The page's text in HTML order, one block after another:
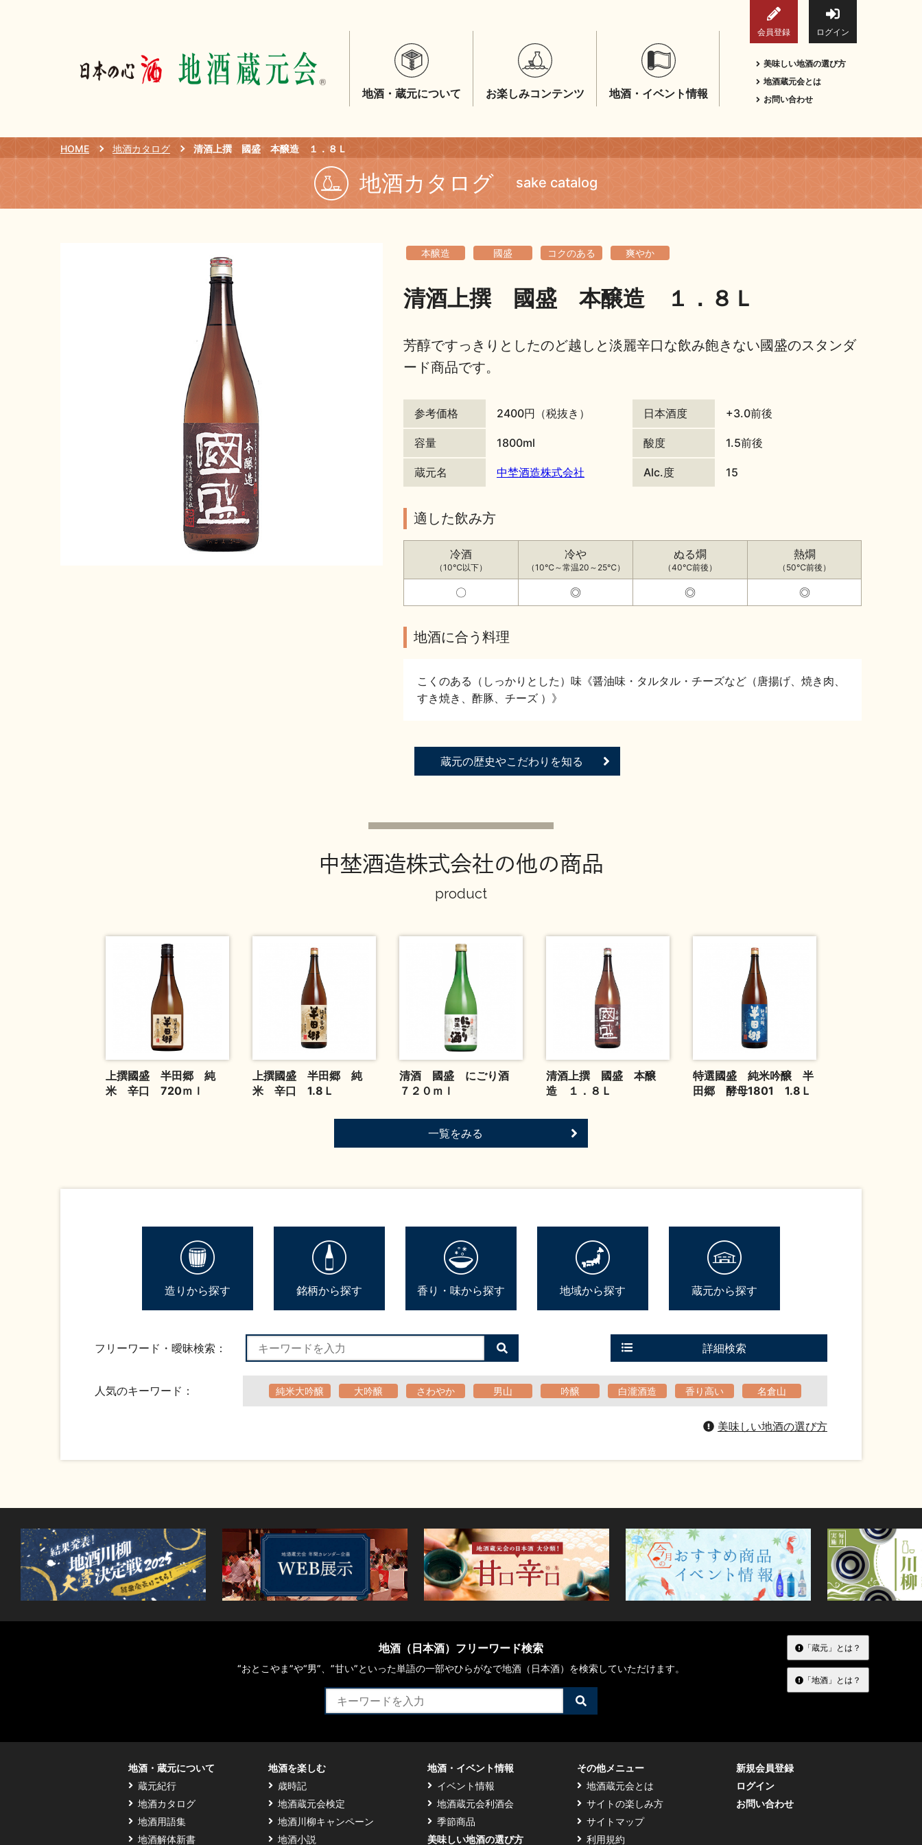
会員登録 ログイン
地酒・蔵元について お楽しみコンテンツ 地酒・イベント情報
美味しい地酒の選び方
地酒蔵元会とは
お問い合わせ
HOME 地酒カタログ 清酒上撰 國盛 本醸造 １．８Ｌ
地酒カタログ sake catalog
本醸造 國盛 コクのある 爽やか
清酒上撰 國盛 本醸造 １．８Ｌ
芳醇ですっきりとしたのど越しと淡麗辛口な飲み飽きない國盛のスタンダ
ード商品です。
参考価格 2400円（税抜き）
容量 1800ml
蔵元名 中埜酒造株式会社
日本酒度 +3.0前後
酸度 1.5前後
Alc.度 15
適した飲み方
冷酒
（10℃以下）
冷や
（10℃～常温20～25℃）
ぬる燗
（40℃前後）
熱燗
（50℃前後）
〇 ◎ ◎ ◎
地酒に合う料理
こくのある（しっかりとした）味《醤油味・タルタル・チーズなど（唐揚げ、焼き肉、
すき焼き、酢豚、チーズ ）》
蔵元の歴史やこだわりを知る
中埜酒造株式会社の他の商品
product
上撰國盛 半田郷 純
米 辛口 720ｍｌ
上撰國盛 半田郷 純
米 辛口 1.8Ｌ
清酒 國盛 にごり酒
７２０ｍｌ
清酒上撰 國盛 本醸
造 １．８Ｌ
特選國盛 純米吟醸 半
田郷 酵母1801 1.8Ｌ
一覧をみる
造りから探す 銘柄から探す 香り・味から探す 地域から探す 蔵元から探す
フリーワード・曖昧検索：
検
索
る
詳細検索
人気のキーワード： 純米大吟醸 大吟醸 さわやか 男山 吟醸 白瀧酒造 香り高い 名倉山
美味しい地酒の選び方
地酒（日本酒）フリーワード検索
“おとこやま”や“男”、”甘い”といった単語の一部やひらがなで地酒（日本酒）を検索していただけます。
検
索
「蔵元」とは？
「地酒」とは？
地酒・蔵元について
蔵元紀行
地酒カタログ
地酒用語集
地酒解体新書
地酒を楽しむ
歳時記
地酒蔵元会検定
地酒川柳キャンペーン
地酒小説
地酒・イベント情報
イベント情報
地酒蔵元会利酒会
季節商品
美味しい地酒の選び方
その他メニュー
地酒蔵元会とは
サイトの楽しみ方
サイトマップ
利用規約
新規会員登録
ログイン
お問い合わせ